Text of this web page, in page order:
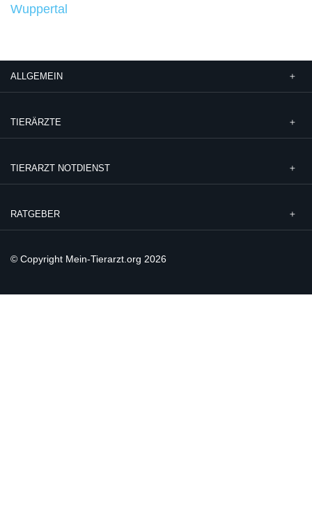
Wuppertal
ALLGEMEIN
TIERÄRZTE
TIERARZT NOTDIENST
RATGEBER
© Copyright Mein-Tierarzt.org 2026